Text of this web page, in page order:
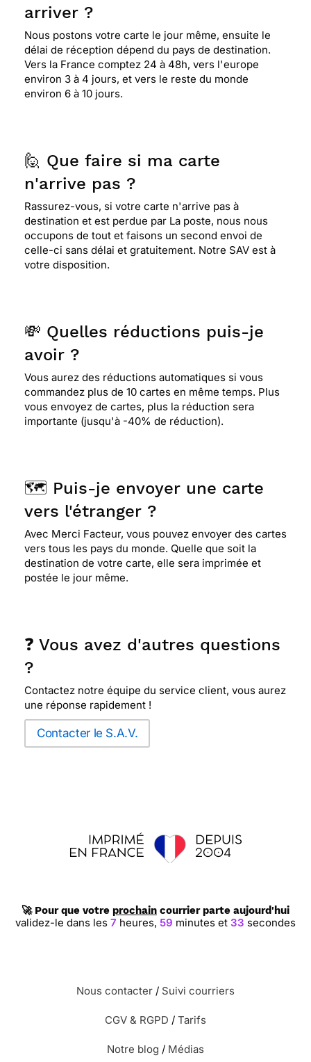
magnifiques, c'est une très belle carte
⭐⭐⭐⭐
Le 14/02/2019 : Jolie carte j'aurais aimé
un plus de modèle ou alors des cartes avec
"maman", "frère"... en plus
⭐⭐⭐⭐⭐ Le 01/07/2018 : Service toujours parfait.
Rien à redire.
⭐⭐⭐⭐⭐ Le 19/02/2018 : Quel beau symbole chargé
de douceur!
les fleurs
⭐⭐⭐
Le 21/07/2017 : J'ai choisi cette carte
car pour moi elle est classique.
⭐⭐⭐⭐
Le 22/02/2017 : Joli motif aux couleurs
très agréables. la carte inspire douceur et
sérénité.
⭐⭐⭐⭐⭐ Le 15/12/2016 : Magnifique pour offrir a
⭐⭐⭐⭐
Le 24/08/2016 : Je l'ai choisie pour sa
simplicité, ses couleurs...elle transmet avec
formule à la personne à qui nous la destinons....
⭐⭐⭐⭐
Le 07/04/2016 : Jules aime beaucoup les
⭐⭐⭐⭐⭐ Le 23/11/2015 : J'ai choisi cette carte pour
la couleur et parce que la rose représente l'amour
et que je l'aie choisie pour ma fille unique.
arriver ?
Nous postons votre carte le jour même, ensuite le
délai de réception dépend du pays de destination.
Vers la France comptez 24 à 48h, vers l'europe
environ 3 à 4 jours, et vers le reste du monde
environ 6 à 10 jours.
🙋 Que faire si ma carte
n'arrive pas ?
Rassurez-vous, si votre carte n'arrive pas à
destination et est perdue par La poste, nous nous
occupons de tout et faisons un second envoi de
celle-ci sans délai et gratuitement. Notre SAV est à
votre disposition.
💸 Quelles réductions puis-je
avoir ?
Vous aurez des réductions automatiques si vous
commandez plus de 10 cartes en même temps. Plus
vous envoyez de cartes, plus la réduction sera
importante (jusqu'à -40% de réduction).
🗺️ Puis-je envoyer une carte
vers l'étranger ?
Avec Merci Facteur, vous pouvez envoyer des cartes
vers tous les pays du monde. Quelle que soit la
destination de votre carte, elle sera imprimée et
postée le jour même.
❓ Vous avez d'autres questions
?
Contactez notre équipe du service client, vous aurez
une réponse rapidement !
Contacter le S.A.V.
🚀 Pour que votre prochain courrier parte aujourd'hui
validez-le dans les7 heures,59 minutes et32 secondes
Nous contacter / Suivi courriers
CGV & RGPD / Tarifs
Notre blog / Médias